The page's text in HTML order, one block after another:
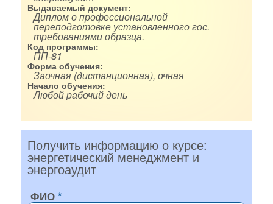
Выдаваемый документ:
Диплом о профессиональной
переподготовке установленного гос.
требованиями образца.
Код программы:
ПП-81
Форма обучения:
Заочная (дистанционная), очная
Начало обучения:
Любой рабочий день
Получить информацию о курсе:
энергетический менеджмент и
энергоаудит
ФИО